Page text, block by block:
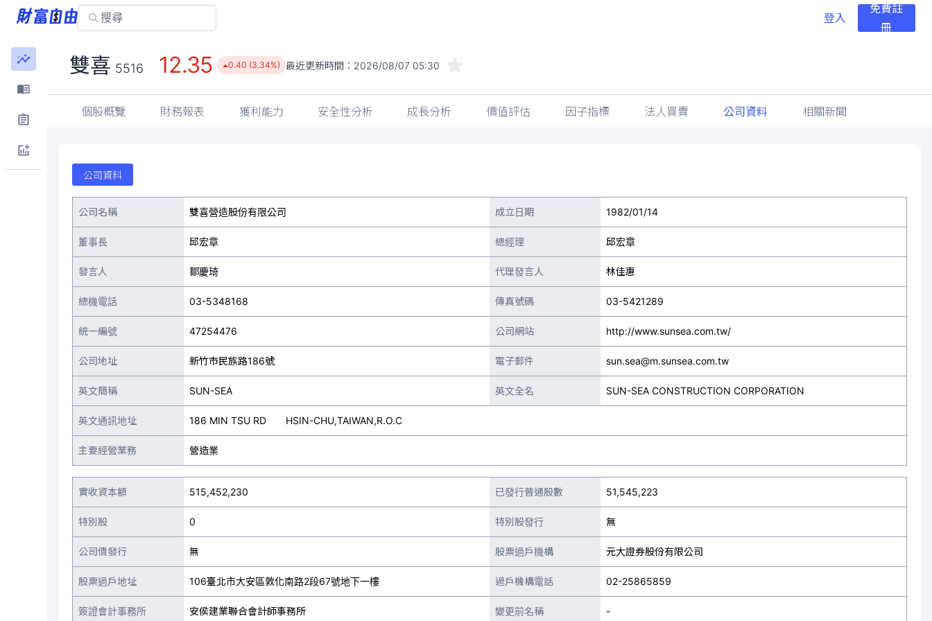
登入
免費註
冊
雙喜 5516 12.35 0.40 (3.34%) 最近更新時間： 2026/08/07 05:30
個股概覽 財務報表 獲利能力 安全性分析 成長分析 價值評估 因子指標 法人買賣 公司資料 相關新聞
公司資料
公司名稱 雙喜營造股份有限公司 成立日期 1982/01/14
董事長 邱宏章 總經理 邱宏章
發言人 鄒慶琦 代理發言人 林佳惠
總機電話 03-5348168 傳真號碼 03-5421289
統一編號 47254476 公司網站 http://www.sunsea.com.tw/
公司地址 新竹市民族路186號 電子郵件 sun.sea@m.sunsea.com.tw
英文簡稱 SUN-SEA 英文全名 SUN-SEA CONSTRUCTION CORPORATION
英文通訊地址 186 MIN TSU RD HSIN-CHU,TAIWAN,R.O.C
主要經營業務 營造業
實收資本額 515,452,230 已發行普通股數 51,545,223
特別股 0 特別股發行 無
公司債發行 無 股票過戶機構 元大證券股份有限公司
股票過戶地址 106臺北市大安區敦化南路2段67號地下一樓 過戶機構電話 02-25865859
簽證會計事務所 安侯建業聯合會計師事務所 變更前名稱 -